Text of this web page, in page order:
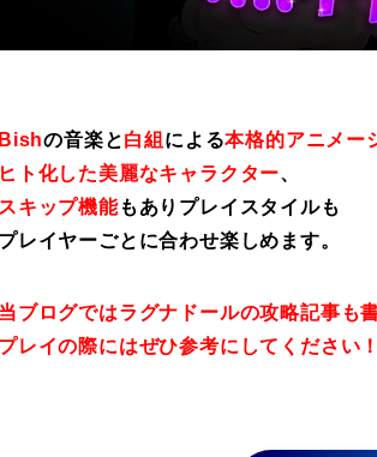
Bishの音楽と白組 による本格的アニメー
ヒト化した美麗なキャラクター、
スキップ機能もありプレイスタイルも
プレイヤーごとに合わせ楽しめます。
当ブログではラグナドールの攻略記事も
プレイの際にはぜひ参考にしてください